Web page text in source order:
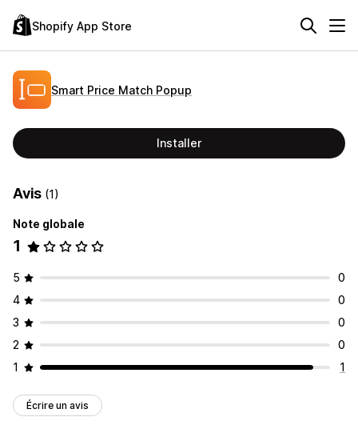
Shopify App Store
Smart Price Match Popup
Installer
Avis (1)
Note globale
1
5
0
4
0
3
0
2
0
1
1
Écrire un avis